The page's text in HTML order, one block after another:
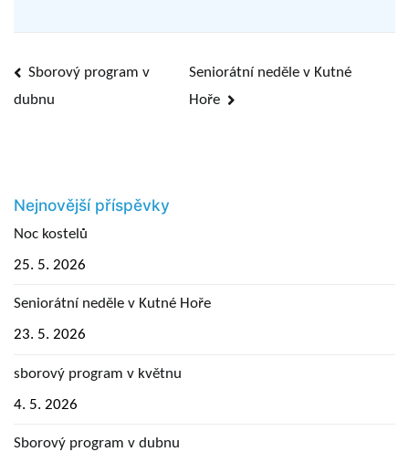
Navigace
Sborový program v
dubnu
Seniorátní neděle v Kutné
Hoře
Nejnovější příspěvky
Noc kostelů
25. 5. 2026
Seniorátní neděle v Kutné Hoře
23. 5. 2026
sborový program v květnu
4. 5. 2026
Sborový program v dubnu